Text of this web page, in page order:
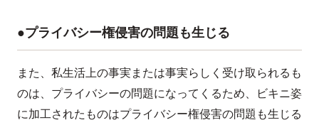
●プライバシー権侵害の問題も生じる
また、私生活上の事実または事実らしく受け取られるも
のは、プライバシーの問題になってくるため、ビキニ姿
に加工されたものはプライバシー権侵害の問題も生じる